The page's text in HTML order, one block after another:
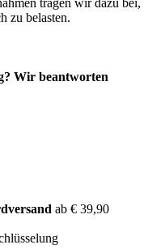
zu belasten.
Wir beantworten
ab € 39,90